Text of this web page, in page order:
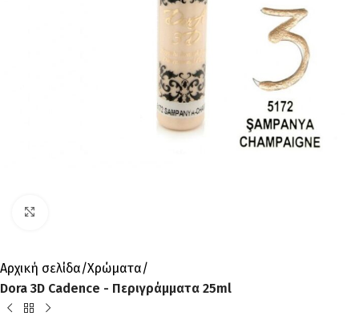
Αρχική σελίδα Χρώματα
Dora 3D Cadence - Περιγράμματα 25ml